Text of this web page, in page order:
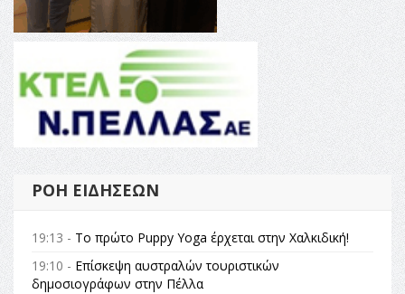
ΡΟΉ ΕΙΔΉΣΕΩΝ
19:13 - Το πρώτο Puppy Yoga έρχεται στην Χαλκιδική!
19:10 - Επίσκεψη αυστραλών τουριστικών
δημοσιογράφων στην Πέλλα